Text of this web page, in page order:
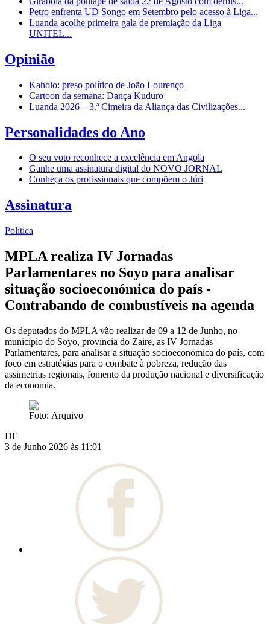
Petro enfrenta UD Songo em Setembro pelo acesso à Liga...
Luanda acolhe primeira gala de premiação da Liga
UNITEL...
Opinião
Kaholo: preso político de João Lourenço
Cartoon da semana: Dança Kuduro
Luanda 2026 – 3.ª Cimeira da Aliança das Civilizações...
Personalidades do Ano
O seu voto reconhece a excelência em Angola
Ganhe uma assinatura digital do NOVO JORNAL
Conheça os profissionais que compõem o Júri
Assinatura
Política
MPLA realiza IV Jornadas
Parlamentares no Soyo para analisar
situação socioeconómica do país -
Contrabando de combustíveis na agenda
Os deputados do MPLA vão realizar de 09 a 12 de Junho, no
município do Soyo, província do Zaire, as IV Jornadas
Parlamentares, para analisar a situação socioeconómica do país, com
foco em estratégias para o combate à pobreza, redução das
assimetrias regionais, fomento da produção nacional e diversificação
da economia.
Foto: Arquivo
DF
3 de Junho 2026 às 11:01